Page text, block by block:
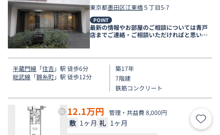
東京都墨田区江東橋５丁目5-7
POINT
最新の情報やお部屋のご相談については青戸
店までご連絡・ご相談いただければと思いま
半蔵門線 「住吉 」駅 徒歩6分
総武線 「錦糸町」駅 徒歩12分
築17年
7階建
鉄筋コンクリート
12.1万円 管理・共益費 8,000円
敷 1ヶ月 礼 1ヶ月 お気